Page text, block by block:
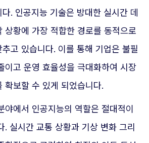
. 인공지능 기술은 방대한 실시간 데
상황에 가장 적합한 경로를 동적으로
고 있습니다. 이를 통해 기업은 불필
이고 운영 효율성을 극대화하여 시장
확보할 수 있게 되었습니다.
야에서 인공지능의 역할은 절대적이
. 실시간 교통 상황과 기상 변화 그리